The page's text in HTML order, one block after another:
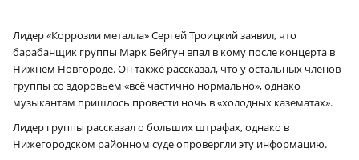
Лидер «Коррозии металла» Сергей Троицкий заявил, что
барабанщик группы Марк Бейгун впал в кому после концерта в
Нижнем Новгороде. Он также рассказал, что у остальных членов
группы со здоровьем «всё частично нормально», однако
музыкантам пришлось провести ночь в «холодных казематах».
Лидер группы рассказал о больших штрафах, однако в
Нижегородском районном суде опровергли эту информацию.